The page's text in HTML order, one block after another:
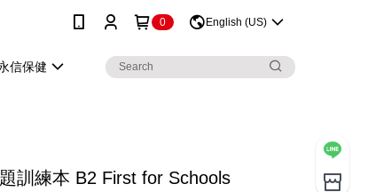
0 English (US)
信保健
訓練本 B2 First for Schools